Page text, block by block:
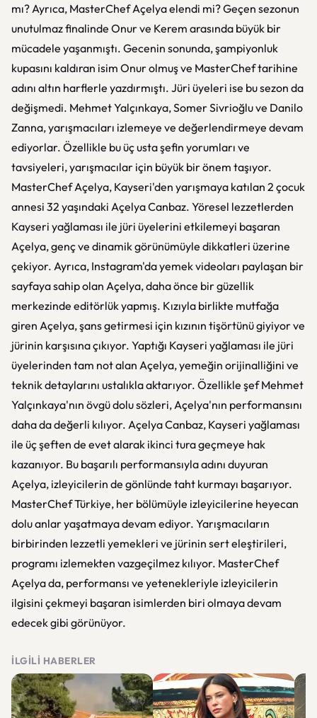
mı? Ayrıca, MasterChef Açelya elendi mi? Geçen sezonun
unutulmaz finalinde Onur ve Kerem arasında büyük bir
mücadele yaşanmıştı. Gecenin sonunda, şampiyonluk
kupasını kaldıran isim Onur olmuş ve MasterChef tarihine
adını altın harflerle yazdırmıştı. Jüri üyeleri ise bu sezon da
değişmedi. Mehmet Yalçınkaya, Somer Sivrioğlu ve Danilo
Zanna, yarışmacıları izlemeye ve değerlendirmeye devam
ediyorlar. Özellikle bu üç usta şefin yorumları ve
tavsiyeleri, yarışmacılar için büyük bir önem taşıyor.
MasterChef Açelya, Kayseri'den yarışmaya katılan 2 çocuk
annesi 32 yaşındaki Açelya Canbaz. Yöresel lezzetlerden
Kayseri yağlaması ile jüri üyelerini etkilemeyi başaran
Açelya, genç ve dinamik görünümüyle dikkatleri üzerine
çekiyor. Ayrıca, Instagram'da yemek videoları paylaşan bir
sayfaya sahip olan Açelya, daha önce bir güzellik
merkezinde editörlük yapmış. Kızıyla birlikte mutfağa
giren Açelya, şans getirmesi için kızının tişörtünü giyiyor ve
jürinin karşısına çıkıyor. Yaptığı Kayseri yağlaması ile jüri
üyelerinden tam not alan Açelya, yemeğin orijinalliğini ve
teknik detaylarını ustalıkla aktarıyor. Özellikle şef Mehmet
Yalçınkaya'nın övgü dolu sözleri, Açelya'nın performansını
daha da değerli kılıyor. Açelya Canbaz, Kayseri yağlaması
ile üç şeften de evet alarak ikinci tura geçmeye hak
kazanıyor. Bu başarılı performansıyla adını duyuran
Açelya, izleyicilerin de gönlünde taht kurmayı başarıyor.
MasterChef Türkiye, her bölümüyle izleyicilerine heyecan
dolu anlar yaşatmaya devam ediyor. Yarışmacıların
birbirinden lezzetli yemekleri ve jürinin sert eleştirileri,
programı izlemekten vazgeçilmez kılıyor. MasterChef
Açelya da, performansı ve yetenekleriyle izleyicilerin
ilgisini çekmeyi başaran isimlerden biri olmaya devam
edecek gibi görünüyor.
İLGILI HABERLER